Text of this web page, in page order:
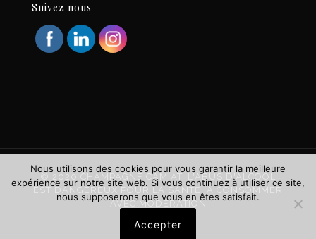
Suivez nous
© 2020 CHAMPAGNE CAMIAT. L'ABUS D'ALCOOL
EST DANGEREUX POUR LA SANTÉ. À CONSOMMER
AVEC MODÉRATION
Nous utilisons des cookies pour vous garantir la meilleure
expérience sur notre site web. Si vous continuez à utiliser ce site,
nous supposerons que vous en êtes satisfait.
Accepter